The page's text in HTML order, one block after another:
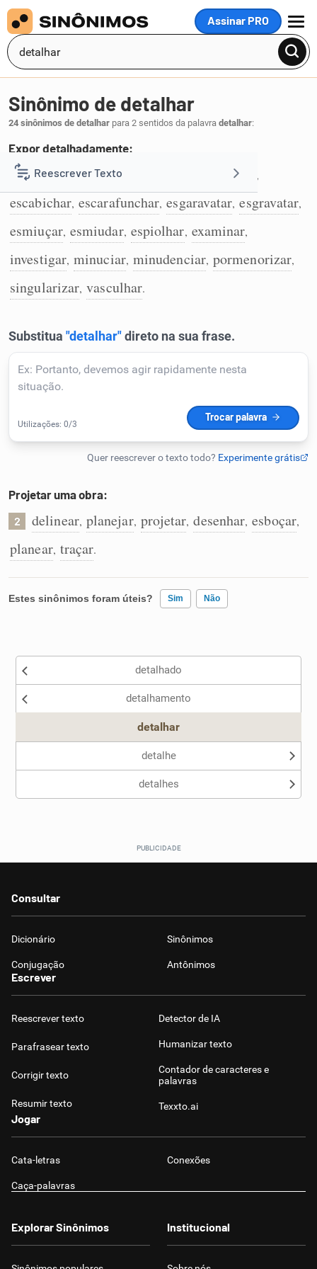
Assinar PRO
MENU
Reescrever Texto
Resumir Texto
Corrigir Texto
Detector de IA
Humanizador de IA
Caça-palavras
Sinônimo de detalhar
24 sinônimos de detalhar para 2 sentidos da palavra detalhar:
Expor detalhadamente:
1 particularizar,escafandrar especificar ,
escabichar, escarafunchar, esgaravatar, esgravatar,
esmiuçar, esmiudar, espiolhar, examinar,
investigar, minuciar, minudenciar, pormenorizar,
singularizar, vasculhar.
Projetar uma obra:
2 delinear, planejar, projetar, desenhar, esboçar,
planear, traçar.
Estes sinônimos foram úteis? Sim Não
Nenhum dos sinônimos apresentados me ajudou
detalhado
detalhamento
detalhar
detalhe
detalhes
Consultar
Dicionário Sinônimos
Conjugação Antônimos
Escrever
Reescrever texto
Parafrasear texto
Corrigir texto
Resumir texto
Detector de IA
Humanizar texto
Contador de caracteres e
palavras
Texxto.ai
Jogar
Cata-letras Conexões
Caça-palavras
Explorar Sinônimos Institucional